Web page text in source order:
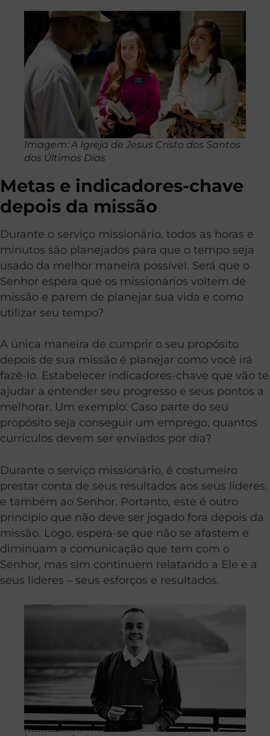
Imagem: A Igreja de Jesus Cristo dos Santos
dos Últimos Dias
Metas e indicadores-chave
depois da missão
Durante o serviço missionário, todos as horas e
minutos são planejados para que o tempo seja
usado da melhor maneira possível. Será que o
Senhor espera que os missionários voltem de
missão e parem de planejar sua vida e como
utilizar seu tempo?
A única maneira de cumprir o seu propósito
depois de sua missão é planejar como você irá
fazê-lo. Estabelecer indicadores-chave que vão te
ajudar a entender seu progresso e seus pontos a
melhorar. Um exemplo: Caso parte do seu
propósito seja conseguir um emprego, quantos
currículos devem ser enviados por dia?
Durante o serviço missionário, é costumeiro
prestar conta de seus resultados aos seus líderes
e também ao Senhor. Portanto, este é outro
princípio que não deve ser jogado fora depois da
missão. Logo, espera-se que não se afastem e
diminuam a comunicação que tem com o
Senhor, mas sim continuem relatando a Ele e a
seus líderes – seus esforços e resultados.